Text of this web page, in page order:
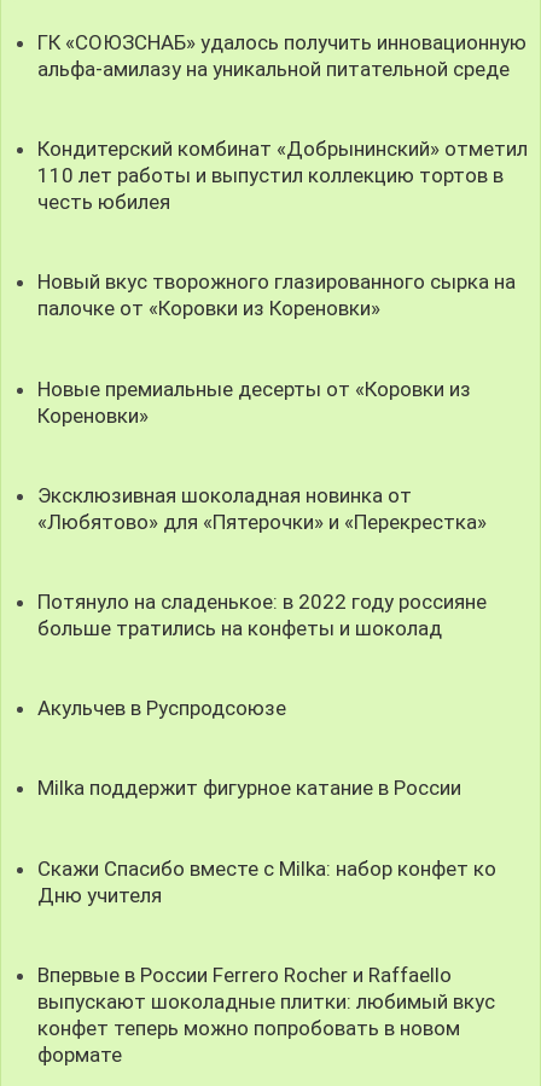
ГК «СОЮЗСНАБ» удалось получить инновационную
альфа-амилазу на уникальной питательной среде
Кондитерский комбинат «Добрынинский» отметил
110 лет работы и выпустил коллекцию тортов в
честь юбилея
Новый вкус творожного глазированного сырка на
палочке от «Коровки из Кореновки»
Новые премиальные десерты от «Коровки из
Кореновки»
Эксклюзивная шоколадная новинка от
«Любятово» для «Пятерочки» и «Перекрестка»
Потянуло на сладенькое: в 2022 году россияне
больше тратились на конфеты и шоколад
Акульчев в Руспродсоюзе
Milka поддержит фигурное катание в России
Скажи Спасибо вместе с Milka: набор конфет ко
Дню учителя
Впервые в России Ferrero Rocher и Raffaello
выпускают шоколадные плитки: любимый вкус
конфет теперь можно попробовать в новом
формате